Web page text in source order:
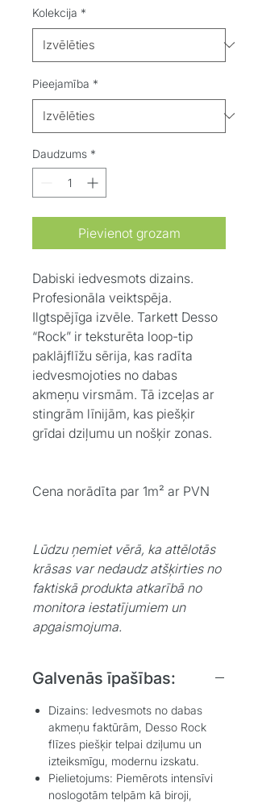
Kolekcija *
Pieejamība *
Daudzums *
Pievienot grozam
Dabiski iedvesmots dizains.
Profesionāla veiktspēja.
Ilgtspējīga izvēle. Tarkett Desso
“Rock” ir teksturēta loop-tip
paklājflīžu sērija, kas radīta
iedvesmojoties no dabas
akmeņu virsmām. Tā izceļas ar
stingrām līnijām, kas piešķir
grīdai dziļumu un nošķir zonas.
Cena norādīta par 1m² ar PVN
Lūdzu ņemiet vērā, ka attēlotās
krāsas var nedaudz atšķirties no
faktiskā produkta atkarībā no
monitora iestatījumiem un
apgaismojuma.
Galvenās īpašības:
Dizains: Iedvesmots no dabas
akmeņu faktūrām, Desso Rock
flīzes piešķir telpai dziļumu un
izteiksmīgu, modernu izskatu.
Pielietojums: Piemērots intensīvi
noslogotām telpām kā biroji,